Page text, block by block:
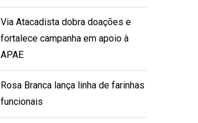
Via Atacadista dobra doações e
fortalece campanha em apoio à
APAE
Rosa Branca lança linha de farinhas
funcionais